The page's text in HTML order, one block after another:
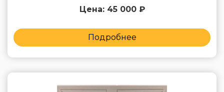
Цена: 45 000 ₽
Подробнее